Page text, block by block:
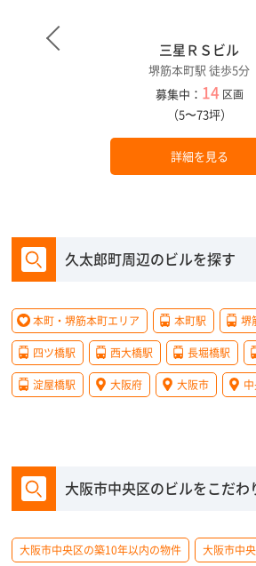
三星ＲＳビル
堺筋本町駅 徒歩5分
募集中： 14 区画
（5〜73坪）
詳細を見る
久太郎町周辺のビルを探す
本町・堺筋本町エリア 本町駅 堺
四ツ橋駅 西大橋駅 長堀橋駅
淀屋橋駅 大阪府 大阪市
大阪市中央区のビルをこだわ
大阪市中央区の築10年以内の物件 大阪市中